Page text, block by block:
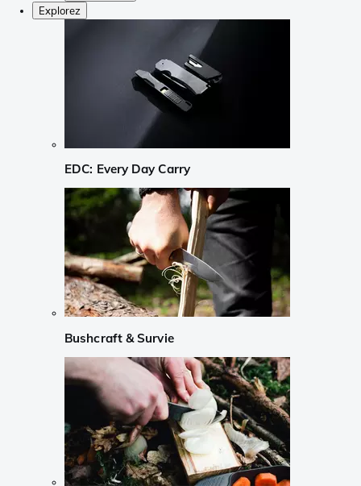
Explorez
EDC: Every Day Carry
Bushcraft & Survie